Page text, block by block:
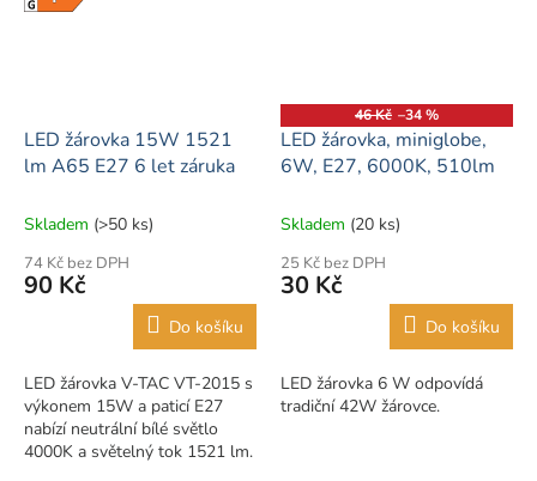
LED žárovka 15W 1521
lm A65 E27 6 let záruka
Skladem (>50 ks)
74 Kč bez DPH
90 Kč
Do košíku
LED žárovka V-TAC VT-2015 s
výkonem 15W a paticí E27
nabízí neutrální bílé světlo
4000K a světelný tok 1521 lm.
46 Kč –34 %
LED žárovka, miniglobe,
6W, E27, 6000K, 510lm
Skladem (20 ks)
25 Kč bez DPH
30 Kč
Do košíku
LED žárovka 6 W odpovídá
tradiční 42W žárovce.